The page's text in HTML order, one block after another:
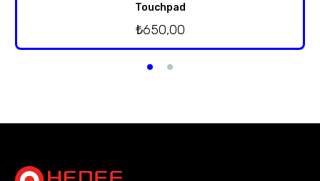
Touchpad
₺650,00